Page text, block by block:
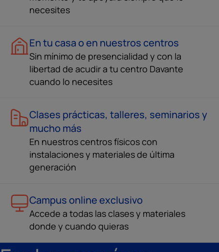
necesites
En tu casa o en nuestros centros
Sin mínimo de presencialidad y con la
libertad de acudir a tu centro Davante
cuando lo necesites
Clases prácticas, talleres, seminarios y
mucho más
En nuestros centros físicos con
instalaciones y materiales de última
generación
Campus online exclusivo
Accede a todas las clases y materiales
donde y cuando quieras